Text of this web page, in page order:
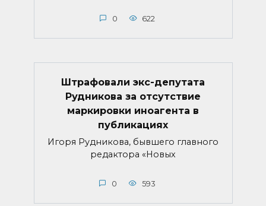
0 622
Штрафовали экс-депутата
Рудникова за отсутствие
маркировки иноагента в
публикациях
Игоря Рудникова, бывшего главного
редактора «Новых
0 593